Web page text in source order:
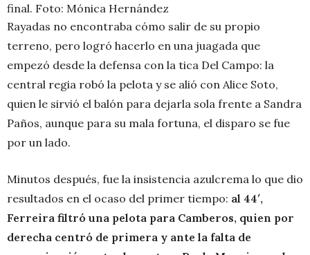
final. Foto: Mónica Hernández
Rayadas no encontraba cómo salir de su propio
terreno, pero logró hacerlo en una juagada que
empezó desde la defensa con la tica Del Campo: la
central regia robó la pelota y se alió con Alice Soto,
quien le sirvió el balón para dejarla sola frente a Sandra
Paños, aunque para su mala fortuna, el disparo se fue
por un lado.
Minutos después, fue la insistencia azulcrema lo que dio
resultados en el ocaso del primer tiempo: al 44′,
Ferreira filtró una pelota para Camberos, quien por
derecha centró de primera y ante la falta de